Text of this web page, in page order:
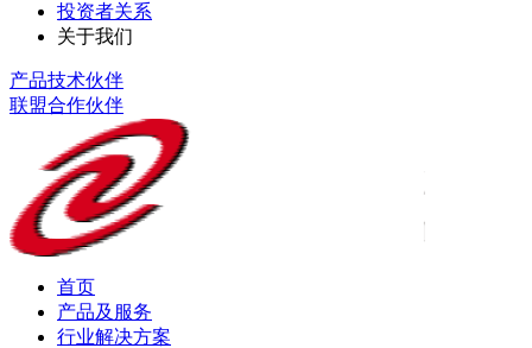
投资者关系
关于我们
产品技术伙伴
联盟合作伙伴
首页
产品及服务
行业解决方案